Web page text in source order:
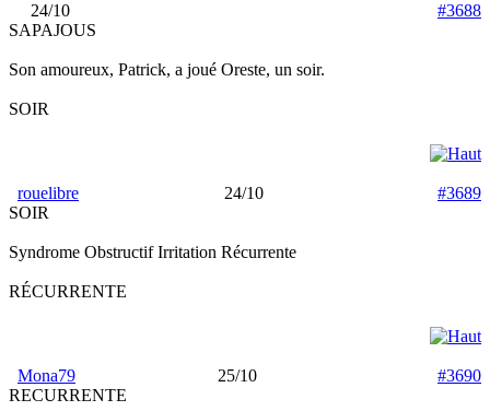
24/10
#3688
SAPAJOUS
Son amoureux, Patrick, a joué Oreste, un soir.
SOIR
rouelibre 24/10
#3689
SOIR
Syndrome Obstructif Irritation Récurrente
RÉCURRENTE
Mona79 25/10
#3690
RECURRENTE